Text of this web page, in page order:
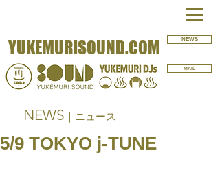
YUKEMURISOUND.COM NEWS
MAIL
NEWS ｜ニュース
5/9 TOKYO j-TUNE